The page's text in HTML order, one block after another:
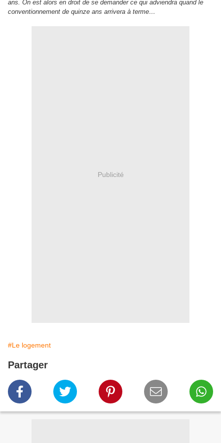
ans. On est alors en droit de se demander ce qui adviendra quand le
conventionnement de quinze ans arrivera à terme…
Publicité
#Le logement
Partager